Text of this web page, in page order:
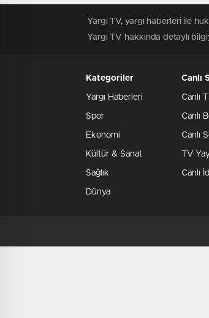
Yargı TV, yargı haberleri ile
Yargı TV hakkında detaylı
Kategoriler
Yargı Haberleri
Spor
Ekonomi
Kültür & Sanat
Sağlık
Dünya
Canlı
Canlı
Canlı
Canlı
TV
Canlı